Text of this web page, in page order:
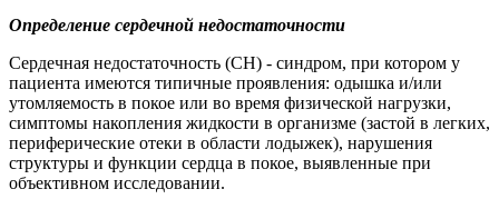
Определение сердечной недостаточности
Сердечная недостаточность (СН) - синдром, при котором у
пациента имеются типичные проявления: одышка и/или
утомляемость в покое или во время физической нагрузки,
симптомы накопления жидкости в организме (застой в легких,
периферические отеки в области лодыжек), нарушения
структуры и функции сердца в покое, выявленные при
объективном исследовании.